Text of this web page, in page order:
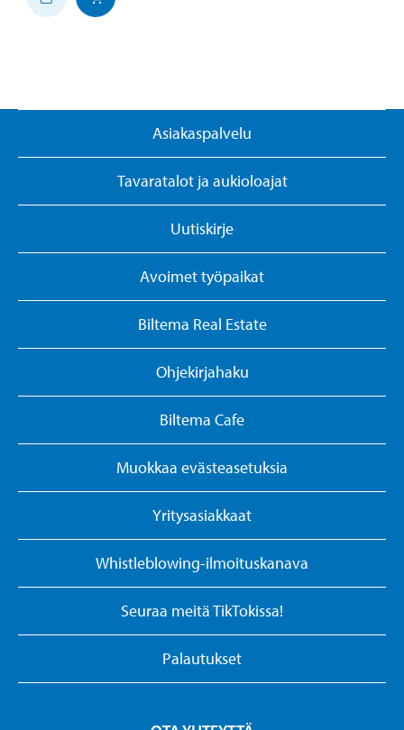
Asiakaspalvelu
Tavaratalot ja aukioloajat
Uutiskirje
Avoimet työpaikat
Biltema Real Estate
Ohjekirjahaku
Biltema Cafe
Muokkaa evästeasetuksia
Yritysasiakkaat
Whistleblowing-ilmoituskanava
Seuraa meitä TikTokissa!
Palautukset